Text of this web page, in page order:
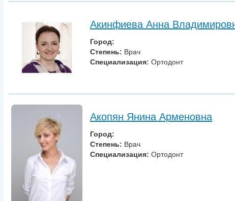
Акинфиева Анна
Город:
Степень: Врач
Специализация: Ортодонт
Акопян Янина Арменовна
Город:
Степень: Врач
Специализация: Ортодонт